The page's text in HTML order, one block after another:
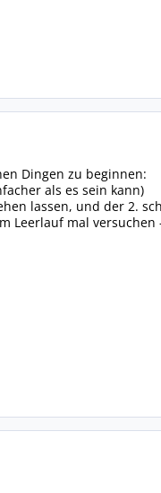
Dingen zu beginnen:
als es sein kann)
lassen, und der 2.
Leerlauf mal